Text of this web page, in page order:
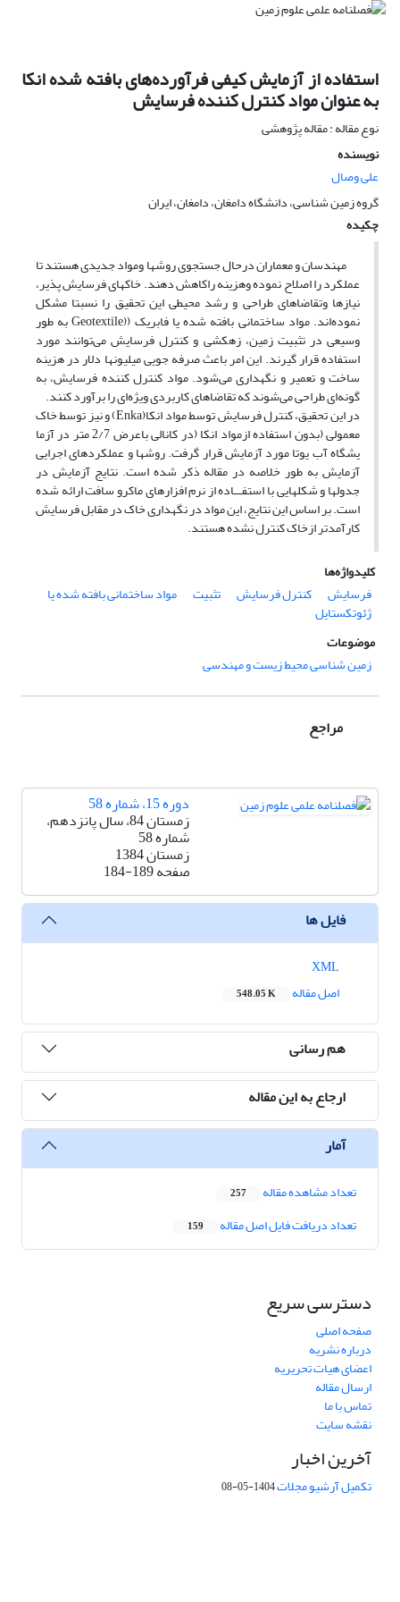
استفاده از آزمایش کیفی فرآورده‌های بافته شده انکا
به عنوان مواد کنترل کننده فرسایش
نوع مقاله : مقاله پژوهشی
نویسنده
علی وصال
گروه زمین شناسی، دانشگاه دامغان، دامغان، ایران
چکیده
مهندسان و معماران درحال جستجوی روشها ومواد جدیدی هستند تا
عملکرد را اصلاح نموده وهزینه راکاهش دهند. خاکهای فرسایش پذیر،
نیازها وتقاضاهای طراحی و رشد محیطی این تحقیق را نسبتا مشکل
نموده‌اند. مواد ساختمانی بافته شده یا فابریک ((Geotextile به طور
وسیعی در تثبیت زمین، زهکشی و کنترل فرسایش می‌توانند مورد
استفاده قرار گیرند. این امر باعث صرفه جویی میلیونها دلار در هزینه
ساخت و تعمیر و نگهداری می‌شود. مواد کنترل کننده فرسایش، به
گونه‌ای طراحی می‌شوند که تقاضاهای کاربردی ویژه‌ای را برآورد کنند.
در این تحقیق، کنترل فرسایش توسط مواد انکا(Enka) و نیز توسط خاک
معمولی (بدون استفاده ازمواد انکا (در کانالی باعرض 2/7 متر در آزما
یشگاه آب یوتا مورد آزمایش قرار گرفت. روشها و عملکردهای اجرایی
آزمایش به طور خلاصه در مقاله ذکر شده است. نتایج آزمایش در
جدولها و شکلهایی با استفـــاده از نرم افزارهای ماکرو سافت ارائه شده
است. بر اساس این نتایج، این مواد در نگهداری خاک در مقابل فرسایش
کارآمدتر ازخاک کنترل نشده هستند.
کلیدواژه‌ها
فرسایش
کنترل فرسایش تثبیت مواد ساختمانی بافته شده یا
ژئوتکستایل
موضوعات
زمین شناسی محیط زیست و مهندسی
مراجع
دوره 15، شماره 58
زمستان 84، سال پانزدهم،
شماره 58
زمستان 1384
صفحه184-189
فایل ها
اصل مقاله
548.05 K
هم رسانی
ارجاع به این مقاله
آمار
تعداد مشاهده مقاله 257
تعداد دریافت فایل اصل مقاله 159
دسترسی سریع
صفحه اصلی
درباره نشریه
اعضای هیات تحریریه
ارسال مقاله
تماس با ما
نقشه سایت
آخرین اخبار
تکمیل آرشیو مجلات1404-05-08